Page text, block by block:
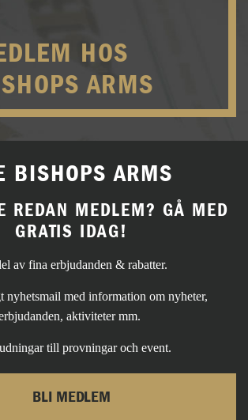
HOS
ARMS
BISHOPS ARMS
REDAN MEDLEM? GÅ MED
GRATIS IDAG!
av fina erbjudanden & rabatter.
nyhetsmail med information om nyheter,
aktiviteter mm.
till provningar och event.
BLI MEDLEM